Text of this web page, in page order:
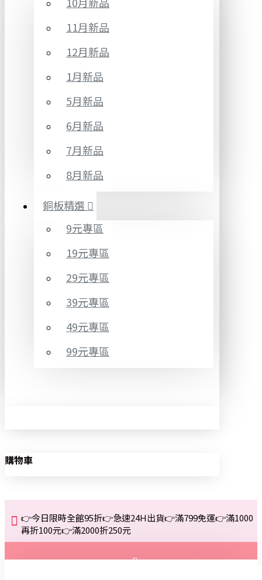
11月新品
12月新品
1月新品
5月新品
6月新品
7月新品
8月新品
銅板精選
9元專區
19元專區
29元專區
39元專區
49元專區
99元專區
購物車
👉今日限時全館95折👉急速24H出貨👉滿799免運👉滿1000
再折100元👉滿2000折250元